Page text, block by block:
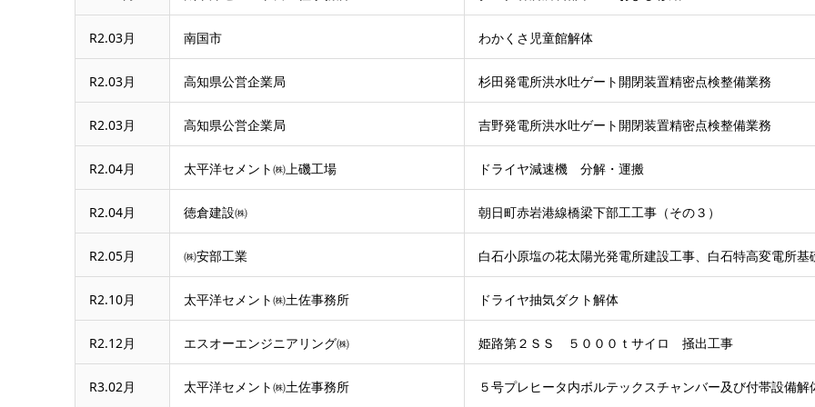
R2.03月 南国市 わかくさ児童館解体
R2.03月 高知県公営企業局 杉田発電所洪水吐ゲート開閉装置精密点検整備業務
R2.03月 高知県公営企業局 吉野発電所洪水吐ゲート開閉装置精密点検整備業務
R2.04月 太平洋セメント㈱上磯工場 ドライヤ減速機 分解・運搬
R2.04月 徳倉建設㈱ 朝日町赤岩港線橋梁下部工工事（その３）
R2.05月 ㈱安部工業 白石小原塩の花太陽光発電所建設工事、白石特高変電所基
R2.10月 太平洋セメント㈱土佐事務所 ドライヤ抽気ダクト解体
R2.12月 エスオーエンジニアリング㈱ 姫路第２ＳＳ ５０００ｔサイロ 掻出工事
R3.02月 太平洋セメント㈱土佐事務所 ５号プレヒータ内ボルテックスチャンバー及び付帯設備解